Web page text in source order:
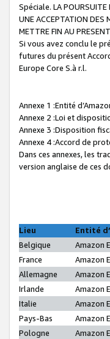
Spéciale. LA POURSUITE
UNE ACCEPTATION DES
METTRE FIN AU
Si vous avez conclu le
futures du présent
Europe Core S.à r.l.
Annexe 1 :Entité
Annexe 2 :Loi et
Annexe 3 :Disposition
Annexe 4 :Accord de
Dans ces annexes, les
version anglaise de ces
Lieu
Entité
Belgique
Amazon
France
Amazon
Allemagne
Amazon
Irlande
Amazon
Italie
Amazon
Pays-Bas
Amazon
Pologne
Amazon